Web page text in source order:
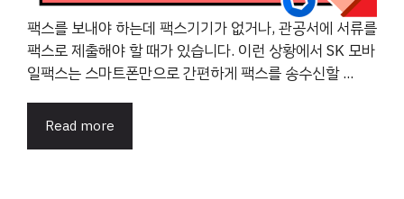
팩스를 보내야 하는데 팩스기기가 없거나, 관공서에 서류를
팩스로 제출해야 할 때가 있습니다. 이런 상황에서 SK 모바
일팩스는 스마트폰만으로 간편하게 팩스를 송수신할 ...
Read more